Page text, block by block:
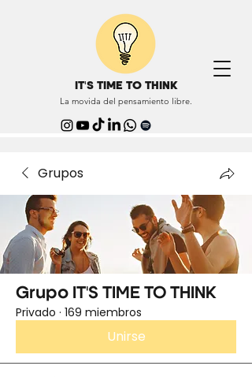
IT'S TIME TO THINK
La movida del pensamiento libre.
Grupos
Grupo IT'S TIME TO THINK
Privado · 169 miembros
Unirse